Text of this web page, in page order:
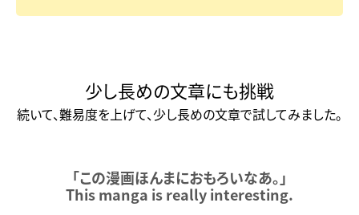
少し長めの文章にも挑戦
続いて、難易度を上げて、少し長めの文章で試してみました。
「この漫画ほんまにおもろいなあ。」
This manga is really interesting.